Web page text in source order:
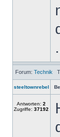
Forum: Technik
steeltownrebel
Antworten:2
Zugriffe:37192